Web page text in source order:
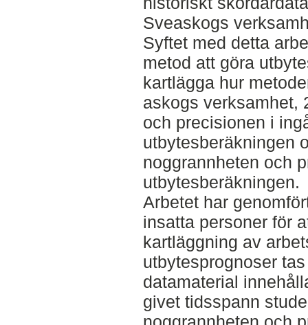
Sveaskogs
Syftet med detta
metod att göra
kartlägga hur
askogs verksamhet,
och precisionen i
utbytesberäkningen
noggrannheten och
utbytesberäkningen.
Arbetet har
insatta personer för
kartläggning av
utbytesprognoser
datamaterial
givet tidsspann